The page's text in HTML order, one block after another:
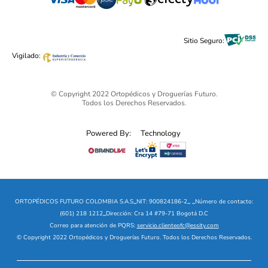
Cuidado Personal
Sitio Seguro:
Vigilado:
© Copyright 2022 Ortopédicos y Droguerías Futuro.
Todos los Derechos Reservados.
Powered By: Technology
ORTOPÉDICOS FUTURO COLOMBIA S.A.S_NIT: 900824186-2_ _Número de contacto:
(601) 218 1212_Dirección: Cra 14 #79-71 Bogotá D.C
Correo para atención de PQRS: servicio.clienteofc@essity.com
© Copyright 2022 Ortopédicos y Droguerías Futuro. Todos los Derechos Reservados.